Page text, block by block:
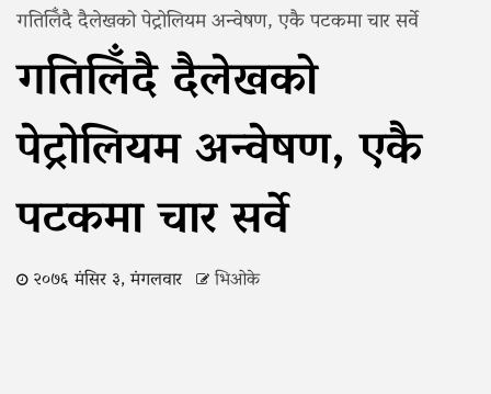
गतिलिँदै दैलेखको पेट्रोलियम अन्वेषण, एकै पटकमा चार सर्वे
गतिलिँदै दैलेखको
पेट्रोलियम अन्वेषण, एकै
पटकमा चार सर्वे
२०७६ मंसिर ३, मंगलवार भिओके